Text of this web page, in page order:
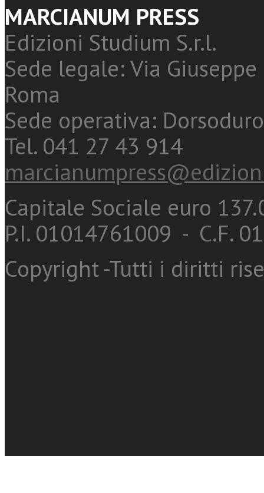
MARCIANUM PRESS
Edizioni Studium S.r.l.
Sede legale: Via
Roma
Sede operativa:
Tel. 041 27 43 914
Capitale Sociale euro
P.I. 01014761009 - C.F.
Copyright -Tutti i diritti